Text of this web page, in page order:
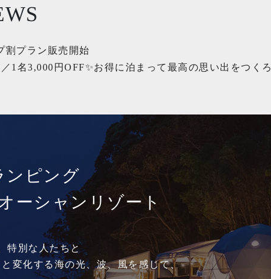
割プラン販売開始
名3,000円OFF✨お得に泊まって最高の思い出をつくろ
ンピング
ーシャンリゾート
特別な人たちと
変化する海の光、波、風を感じて、